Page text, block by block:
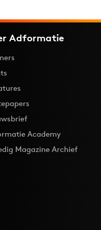
Adformatie
Academy
Magazine Archief